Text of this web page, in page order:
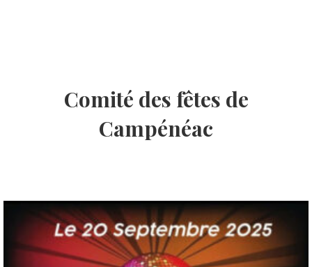
Comité des fêtes de
Campénéac